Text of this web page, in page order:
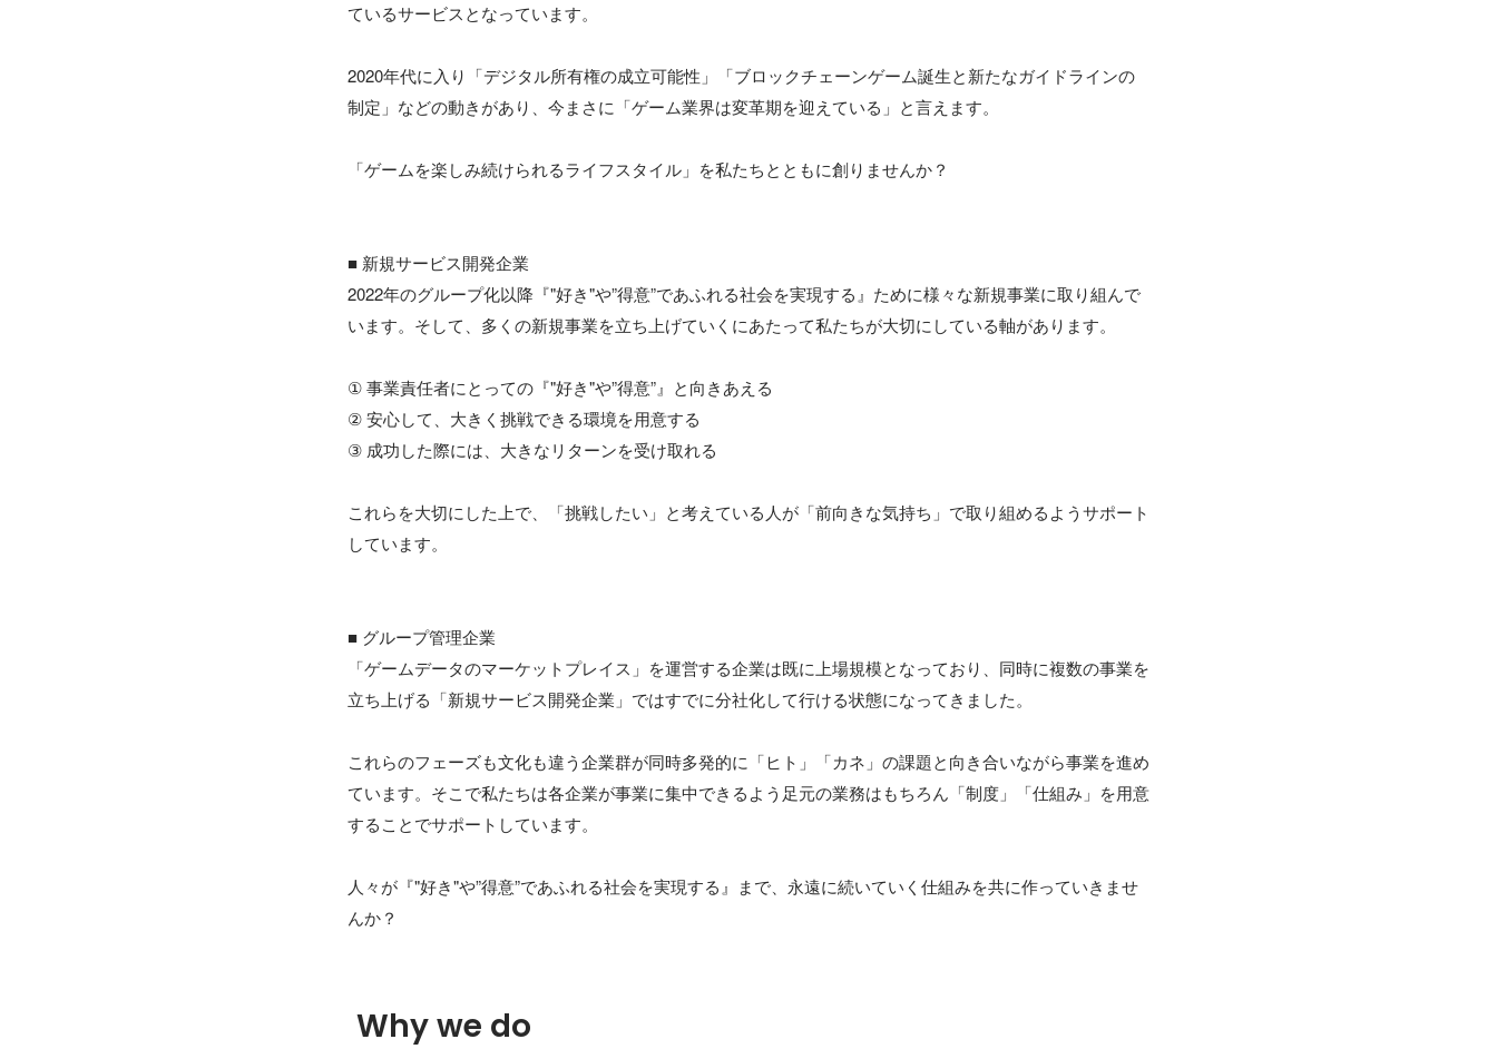
ているサービスとなっています。
2020年代に入り「デジタル所有権の成立可能性」「ブロックチェーンゲーム誕生と新たなガイドラインの
制定」などの動きがあり、今まさに「ゲーム業界は変革期を迎えている」と言えます。
「ゲームを楽しみ続けられるライフスタイル」を私たちとともに創りませんか？
■ 新規サービス開発企業
2022年のグループ化以降『"好き"や”得意”であふれる社会を実現する』ために様々な新規事業に取り組んで
います。そして、多くの新規事業を立ち上げていくにあたって私たちが大切にしている軸があります。
① 事業責任者にとっての『"好き"や”得意”』と向きあえる
② 安心して、大きく挑戦できる環境を用意する
③ 成功した際には、大きなリターンを受け取れる
これらを大切にした上で、「挑戦したい」と考えている人が「前向きな気持ち」で取り組めるようサポート
しています。
■ グループ管理企業
「ゲームデータのマーケットプレイス」を運営する企業は既に上場規模となっており、同時に複数の事業を
立ち上げる「新規サービス開発企業」ではすでに分社化して行ける状態になってきました。
これらのフェーズも文化も違う企業群が同時多発的に「ヒト」「カネ」の課題と向き合いながら事業を進め
ています。そこで私たちは各企業が事業に集中できるよう足元の業務はもちろん「制度」「仕組み」を用意
することでサポートしています。
人々が『"好き"や”得意”であふれる社会を実現する』まで、永遠に続いていく仕組みを共に作っていきませ
んか？
Why we do